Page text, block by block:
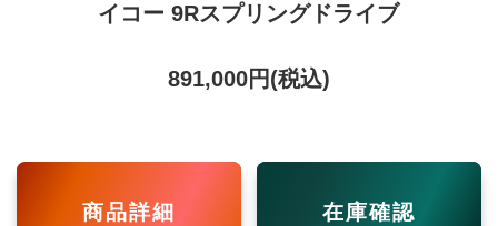
イコー 9Rスプリングドライブ
891,000円(税込)
商品詳細 在庫確認